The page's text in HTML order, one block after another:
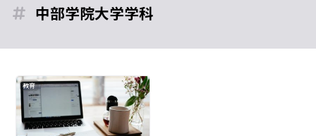
中部学院大学
教育